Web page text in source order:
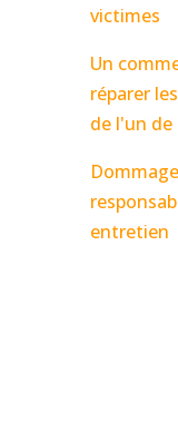
victimes
Un
réparer
de l'un de
entretien